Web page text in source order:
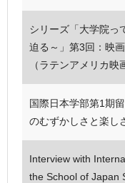
シリーズ「大学院っ
迫る～」第3回：映
（ラテンアメリカ映
国際日本学部第1期
のむずかしさと楽し
Interview with
the School of Japan